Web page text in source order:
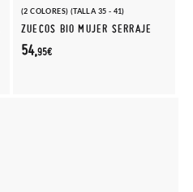
(2 COLORES) (TALLA 35 - 41)
ZUECOS BIO MUJER SERRAJE
54,95€